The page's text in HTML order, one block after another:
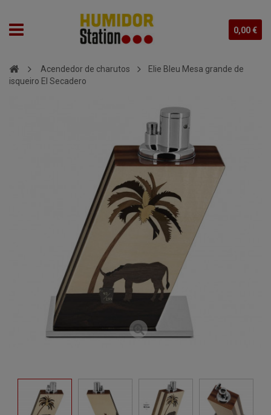
0,00 €
Acendedor de charutos
Elie Bleu Mesa grande de
isqueiro El Secadero